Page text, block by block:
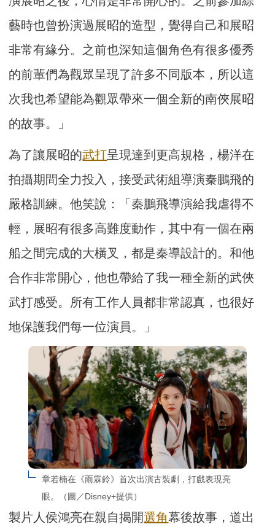
藝時也曾扮演過展昭的造型，覺得自己和展昭
非常有緣分。之前也深知這個角色有很多優秀
的前輩們為觀眾呈現了許多不同版本，所以這
次我也希望能為觀眾帶來一個全新的南俠展昭
的故事。」
為了讓展昭的武打呈現達到更高規格，楊洋在
拍攝期間全力投入，接受武術組導演秦鵬飛的
嚴格訓練。他笑說：「秦鵬飛導演給我虐得不
輕，展昭有很多高難度動作，其中有一個在兩
船之間完成的大橫叉，都是秦導設計的。和他
合作非常開心，他也帶給了我一種全新的武俠
武打感受。所有工作人員都非常認真，也很好
地保護我們每一位演員。」
章若楠在《雨霖鈴》首次出演古裝劇，打戲表現亮
眼。（圖／Disney+提供）
製片人侯鴻亮在親自揭開選角幕後故事，道出